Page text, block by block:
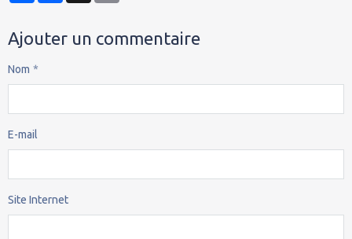
Ajouter un commentaire
Nom
E-mail
Site Internet